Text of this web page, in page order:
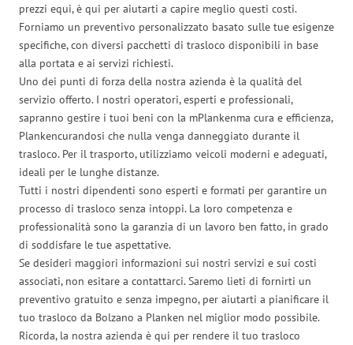
prezzi equi, è qui per aiutarti a capire meglio questi costi.
Forniamo un preventivo personalizzato basato sulle tue esigenze
specifiche, con diversi pacchetti di trasloco disponibili in base
alla portata e ai servizi richiesti.
Uno dei punti di forza della nostra azienda è la qualità del
servizio offerto. I nostri operatori, esperti e professionali,
sapranno gestire i tuoi beni con la mPlankenma cura e efficienza,
Plankencurandosi che nulla venga danneggiato durante il
trasloco. Per il trasporto, utilizziamo veicoli moderni e adeguati,
ideali per le lunghe distanze.
Tutti i nostri dipendenti sono esperti e formati per garantire un
processo di trasloco senza intoppi. La loro competenza e
professionalità sono la garanzia di un lavoro ben fatto, in grado
di soddisfare le tue aspettative.
Se desideri maggiori informazioni sui nostri servizi e sui costi
associati, non esitare a contattarci. Saremo lieti di fornirti un
preventivo gratuito e senza impegno, per aiutarti a pianificare il
tuo trasloco da Bolzano a Planken nel miglior modo possibile.
Ricorda, la nostra azienda è qui per rendere il tuo trasloco